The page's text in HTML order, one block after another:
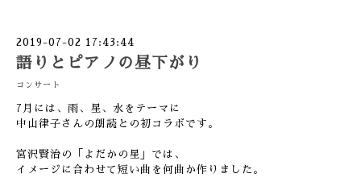
2019-07-02 17:43:44
語りとピアノの昼下がり
コンサート
7月には、雨、星、水をテーマに
中山律子さんの朗読との初コラボです。
宮沢賢治の「よだかの星」では、
イメージに合わせて短い曲を何曲か作りました。